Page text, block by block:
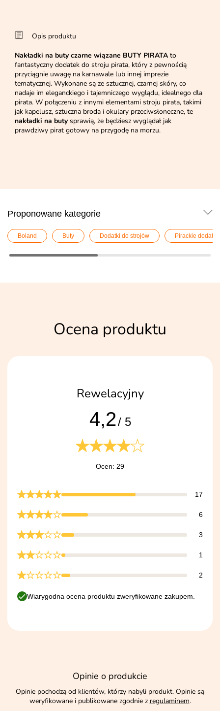
Opis produktu
Nakładki na buty czarne wiązane BUTY PIRATA to
fantastyczny dodatek do stroju pirata, który z pewnością
przyciągnie uwagę na karnawale lub innej imprezie
tematycznej. Wykonane są ze sztucznej, czarnej skóry, co
nadaje im eleganckiego i tajemniczego wyglądu, idealnego dla
pirata. W połączeniu z innymi elementami stroju pirata, takimi
jak kapelusz, sztuczna broda i okulary przeciwsłoneczne, te
nakładki na buty sprawią, że będziesz wyglądał jak
prawdziwy pirat gotowy na przygodę na morzu.
Proponowane kategorie
Boland Buty Dodatki do strojów Pirackie dodatki
Ocena produktu
Rewelacyjny
4,2/ 5
Ocen: 29
17
6
3
1
2
Wiarygodna ocena produktu zweryfikowane zakupem.
Opinie o produkcie
Opinie pochodzą od klientów, którzy nabyli produkt. Opinie są
weryfikowane i publikowane zgodnie z regulaminem.